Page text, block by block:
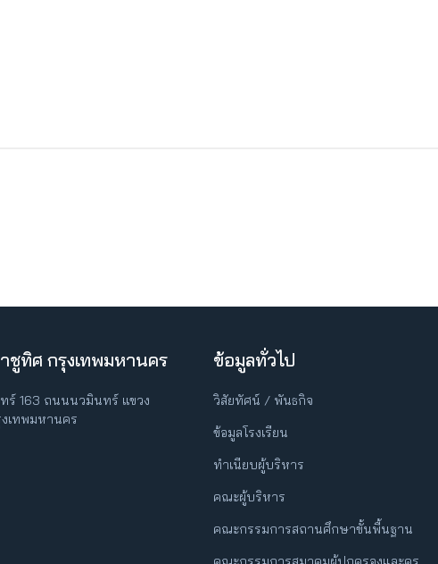
ชูทิศ กรุงเทพมหานคร
ทร์ 163 ถนนนวมินทร์ แขวง
เทพมหานคร
ข้อมูลทั่วไป
วิสัยทัศน์ / พันธกิจ
ข้อมูลโรงเรียน
ทำเนียบผู้บริหาร
คณะผู้บริหาร
คณะกรรมการสถานศึกษาขั้นพื้นฐาน